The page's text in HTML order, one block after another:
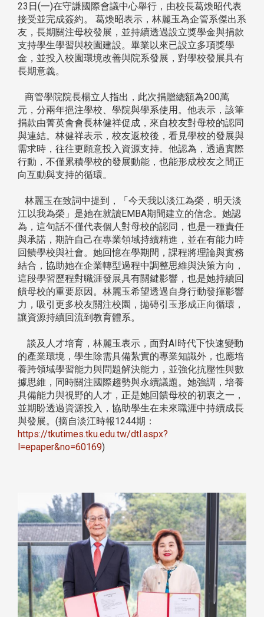
23日(一)在守謙國際會議中心舉行，由校長葛煥昭代表
接受並完成簽約。 葛煥昭表示，林麗玉為企管系傑出系
友，長期關注母校發展，並持續透過設立獎學金與捐款
支持學生學習與校園建設。畢業以來已設立多項獎學
金，並投入校園環境改善與院系發展，對學校發展具有
長期意義。
商管學院院長楊立人指出，此次捐贈總額為200萬
元，分兩年挹注學校、學院與學系使用。他表示，該筆
捐款由菁英會會長林健祥促成，來自校友對母校的認同
與連結。林健祥表示，校友返校後，看見學校的發展與
需求時，往往更願意投入資源支持。他認為，透過實際
行動，不僅累積學校的發展動能，也能形成校友之間正
向互動與支持的循環。
林麗玉在致詞中提到，「今天我以淡江為榮，明天淡
江以我為榮」是她在就讀EMBA期間建立的信念。她認
為，這句話不僅代表個人對母校的認同，也是一種責任
與承諾，期許自己在專業領域持續精進，並在有能力時
回饋學校與社會。她回憶在學期間，課程將理論與實務
結合，協助她在企業轉型過程中調整思維與決策方向，
這段學習歷程對職涯發展具有關鍵影響，也是她持續回
饋母校的重要原因。林麗玉希望透過自身行動發揮影響
力，吸引更多校友關注校園，拋磚引玉形成正向循環，
讓資源持續回流到教育體系。
談及人才培育，林麗玉表示，面對AI時代下快速變動
的產業環境，學生除需具備紮實的專業知識外，也應培
養跨領域學習能力與問題解決能力，並強化抗壓性與數
據思維，同時關注國際趨勢與永續議題。她強調，培養
具備能力與視野的人才，正是她回饋母校的初衷之一，
並期盼透過資源投入，協助學生在未來職涯中持續成長
與發展。(摘自淡江時報1244期：
https://tkutimes.tku.edu.tw/dtl.aspx?
l=epaper&no=60169)